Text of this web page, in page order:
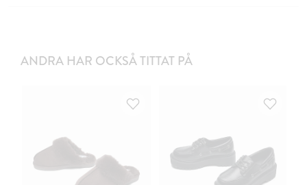
ANDRA HAR OCKSÅ TITTAT PÅ